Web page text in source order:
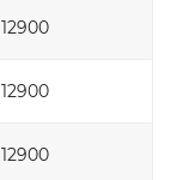
12900
12900
12900